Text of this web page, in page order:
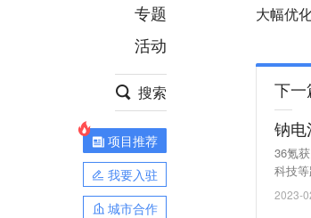
项目推荐
安徽
专题
活动
搜索
项目推荐
我要入驻
城市合作
大幅优
下一
钠
36氪
科技等
2023-